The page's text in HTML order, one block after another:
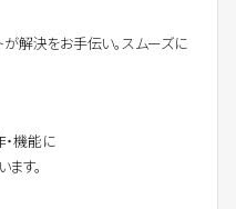
が解決をお手伝い。スムーズに
機能に
す。